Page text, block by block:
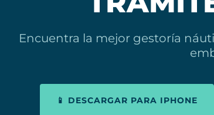
Encuentra la mejor gestoría
📱 DESCARGAR PARA IPHONE